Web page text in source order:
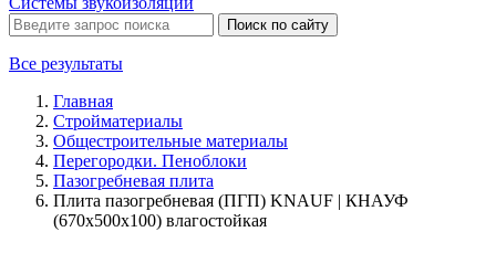
Поиск по сайту
Все результаты
Главная
Стройматериалы
Общестроительные материалы
Перегородки. Пеноблоки
Пазогребневая плита
Плита пазогребневая (ПГП) KNAUF | КНАУФ
(670х500х100) влагостойкая